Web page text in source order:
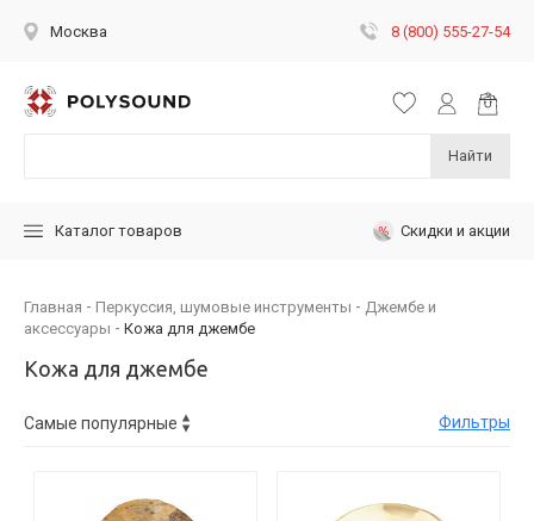
Москва 8 (800) 555-27-54
Найти
Каталог товаров Скидки и акции
Главная Перкуссия, шумовые инструменты
Джембе и
аксессуары
Кожа для джембе
Кожа для джембе
Фильтры